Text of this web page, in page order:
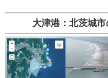
大津港：北茨城